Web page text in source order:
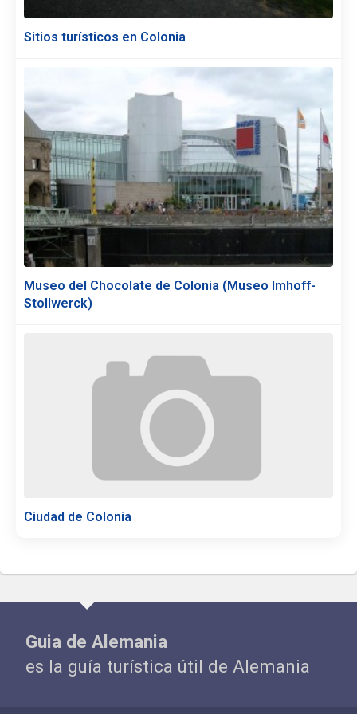
Sitios turísticos en Colonia
Museo del Chocolate de Colonia (Museo Imhoff-
Stollwerck)
Ciudad de Colonia
Guia de Alemania
es la guía turística útil de Alemania